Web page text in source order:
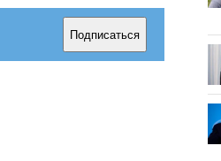
Подписаться